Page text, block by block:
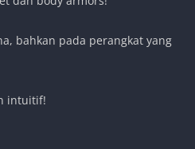
bahkan pada perangkat yang
intuitif!